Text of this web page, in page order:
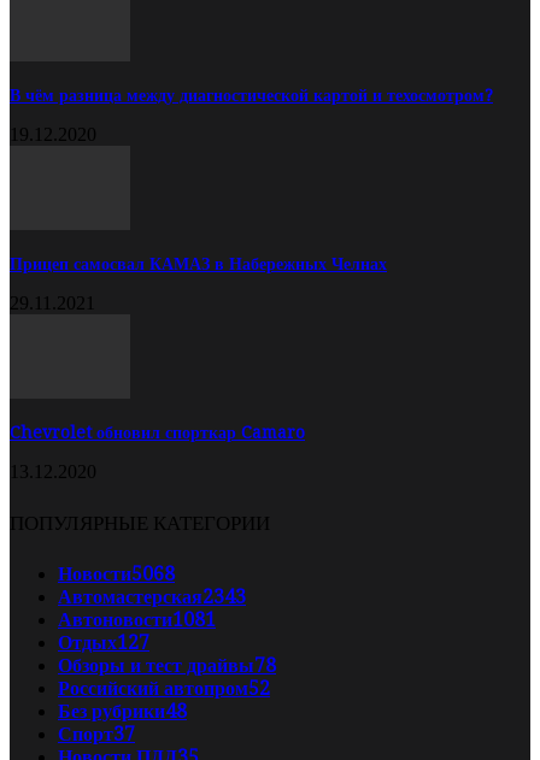
В чём разница между диагностической картой и техосмотром?
19.12.2020
Прицеп самосвал КАМАЗ в Набережных Челнах
29.11.2021
Chevrolet обновил спорткар Camaro
13.12.2020
ПОПУЛЯРНЫЕ КАТЕГОРИИ
Новости5068
Автомастерская2343
Автоновости1081
Отдых127
Обзоры и тест драйвы78
Российский автопром52
Без рубрики48
Спорт37